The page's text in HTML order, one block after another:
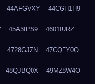
44AFGVXY 44CGH1H9
45A3IPS9 4601IURZ
4728GJZN 47CQFY0O
48QJBQ0X 49MZ8W4O